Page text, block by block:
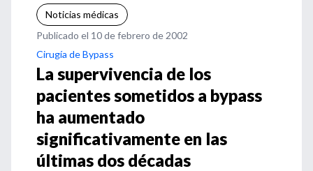
Noticias médicas
Publicado el 10 de febrero de 2002
Cirugía de Bypass
La supervivencia de los
pacientes sometidos a bypass
ha aumentado
significativamente en las
últimas dos décadas